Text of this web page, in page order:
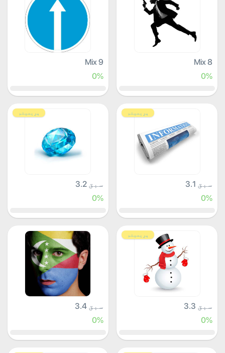
Mix 8
0%
Mix 9
0%
پرِیمیئم
سبق 3.1
0%
پرِیمیئم
سبق 3.2
0%
پرِیمیئم
سبق 3.3
0%
سبق 3.4
0%